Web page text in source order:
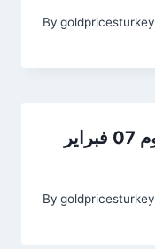
By goldpricesturkey
سعر الذهب في تركيا اليوم 07 فبراير
By goldpricesturkey